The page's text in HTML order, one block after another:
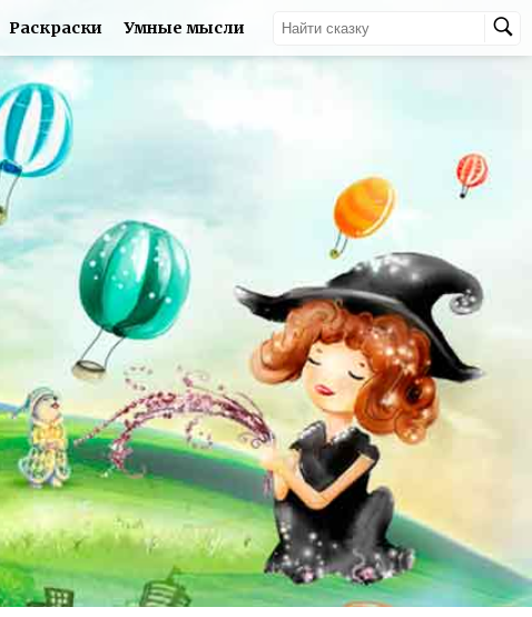
Раскраски Умные мысли